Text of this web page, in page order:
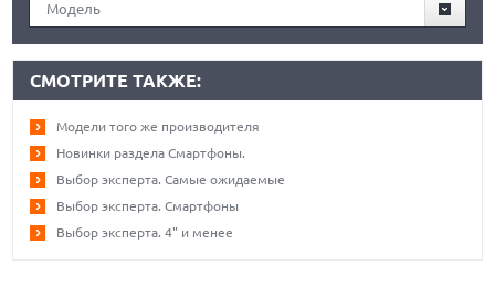
Модель
СМОТРИТЕ ТАКЖЕ:
Модели того же производителя
Новинки раздела Смартфоны.
Выбор эксперта. Самые ожидаемые
Выбор эксперта. Смартфоны
Выбор эксперта. 4" и менее